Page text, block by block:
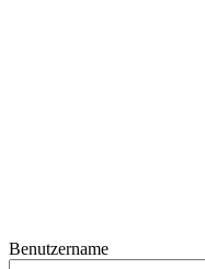
Benutzername